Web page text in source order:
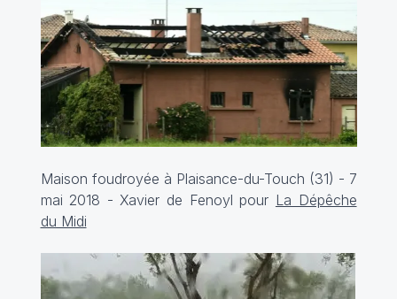
Maison foudroyée à Plaisance-du-Touch (31) - 7
mai 2018 - Xavier de Fenoyl pour La Dépêche
du Midi